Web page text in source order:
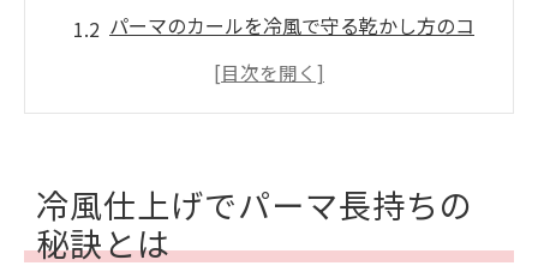
パーマのカールを冷風で守る乾かし方のコ
冷風仕上げがパーマのダメージを軽減する
方法
冷風仕上げでパーマ長持ちの
秘訣とは